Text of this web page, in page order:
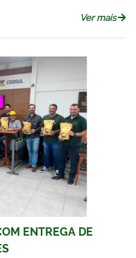
Ver mais
ENTREGA DE